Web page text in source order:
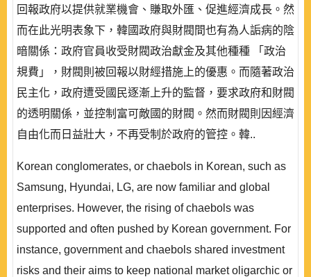
回報政府以提供就業機會、賺取外匯、促進經濟成長。然
而在此光明表象下，韓國政府與財閥間也有為人詬病的陰
暗關係：政府官員收受財閥政治獻金及其他種種 「政治
規費」，財閥則被回報以財經措施上的優惠。而隨著政治
民主化，政府遭受國民逐漸上升的監督，要求政府和財閥
的透明關係，並控制富可敵國的財閥。然而財閥則因經濟
自由化而日益壯大，不再受制於政府的管控。韓..
Korean conglomerates, or chaebols in Korean, such as
Samsung, Hyundai, LG, are now familiar and global
enterprises. However, the rising of chaebols was
supported and often pushed by Korean government. For
instance, government and chaebols shared investment
risks and their aims to keep national market oligarchic or